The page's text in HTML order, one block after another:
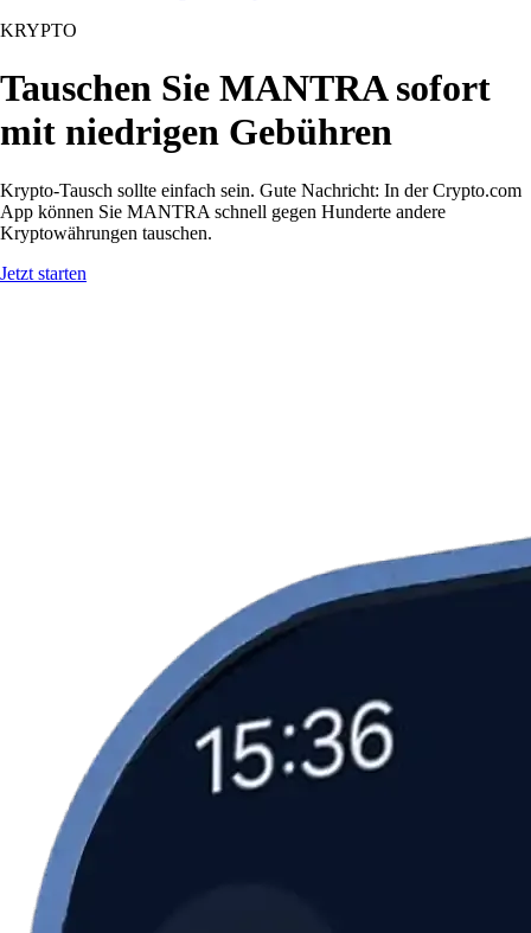
KRYPTO
Tauschen Sie MANTRA sofort
mit niedrigen Gebühren
Krypto-Tausch sollte einfach sein. Gute Nachricht: In der Crypto.com
App können Sie MANTRA schnell gegen Hunderte andere
Kryptowährungen tauschen.
Jetzt starten